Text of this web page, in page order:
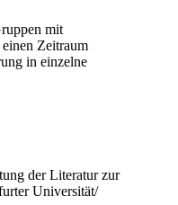
mit
Zeitraum
in einzelne
der Literatur zur
Universität/